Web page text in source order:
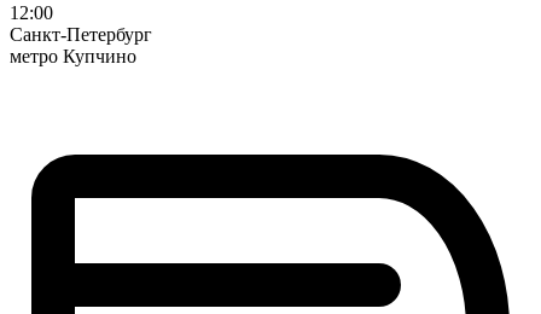
12:00
Санкт-Петербург
метро Купчино